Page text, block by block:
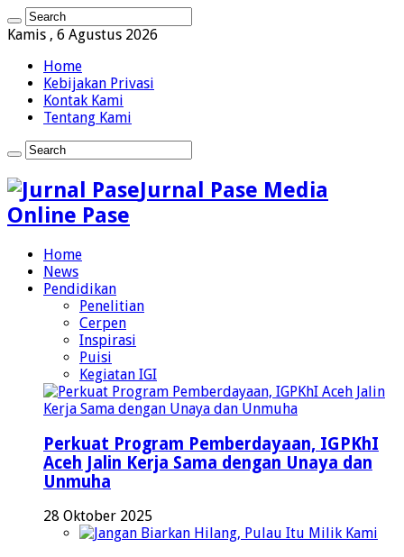
Kamis , 6 Agustus 2026
Home
Kebijakan Privasi
Kontak Kami
Tentang Kami
Jurnal Pase Media
Online Pase
Home
News
Pendidikan
Penelitian
Cerpen
Inspirasi
Puisi
Kegiatan IGI
Perkuat Program Pemberdayaan, IGPKhI
Aceh Jalin Kerja Sama dengan Unaya dan
Unmuha
28 Oktober 2025